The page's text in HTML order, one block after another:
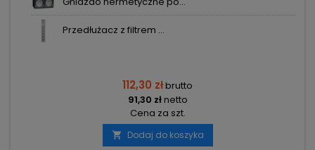
Przedłużacz z filtrem ...
112,30 złbrutto
91,30 złnetto
Cena za szt.
 Dodaj do koszyka